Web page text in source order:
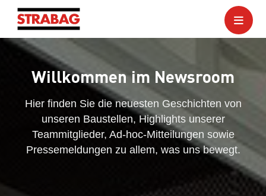
Willkommen im Newsroom
Hier finden Sie die neuesten Geschichten von
unseren Baustellen, Highlights unserer
Teammitglieder, Ad-hoc-Mitteilungen sowie
Pressemeldungen zu allem, was uns bewegt.